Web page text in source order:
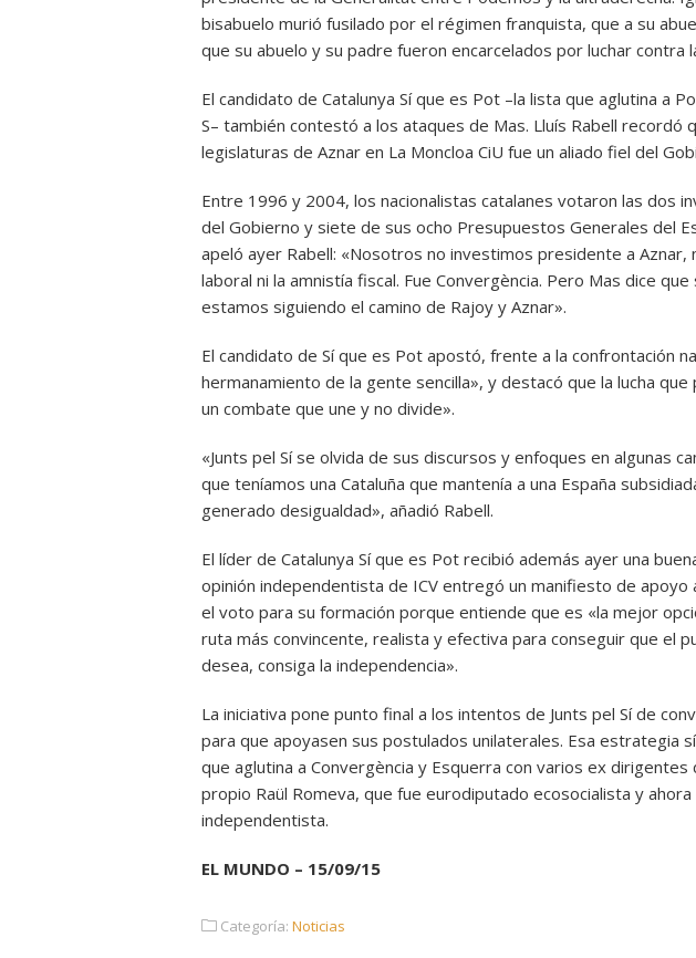
bisabuelo murió fusilado por el régimen franquista, que a su
que su abuelo y su padre fueron encarcelados por luchar contra
El candidato de Catalunya Sí que es Pot –la lista que aglutina a
S– también contestó a los ataques de Mas. Lluís Rabell recordó
legislaturas de Aznar en La Moncloa CiU fue un aliado fiel del
Entre 1996 y 2004, los nacionalistas catalanes votaron las dos
del Gobierno y siete de sus ocho Presupuestos Generales del
apeló ayer Rabell: «Nosotros no investimos presidente a Aznar,
laboral ni la amnistía fiscal. Fue Convergència. Pero Mas dice
estamos siguiendo el camino de Rajoy y Aznar».
El candidato de Sí que es Pot apostó, frente a la confrontación
hermanamiento de la gente sencilla», y destacó que la lucha
un combate que une y no divide».
«Junts pel Sí se olvida de sus discursos y enfoques en algunas
que teníamos una Cataluña que mantenía a una España
generado desigualdad», añadió Rabell.
El líder de Catalunya Sí que es Pot recibió además ayer una
opinión independentista de ICV entregó un manifiesto de apoyo
el voto para su formación porque entiende que es «la mejor
ruta más convincente, realista y efectiva para conseguir que el
desea, consiga la independencia».
La iniciativa pone punto final a los intentos de Junts pel Sí de
para que apoyasen sus postulados unilaterales. Esa estrategia
que aglutina a Convergència y Esquerra con varios ex dirigentes
propio Raül Romeva, que fue eurodiputado ecosocialista y
independentista.
EL MUNDO – 15/09/15
Categoría: Noticias